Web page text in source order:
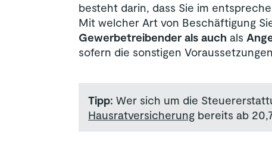
besteht darin, dass Sie im
Mit welcher Art von Beschäftigung
Gewerbetreibender als auch als
sofern die sonstigen
Tipp: Wer sich um die
Hausratversicherung bereits ab